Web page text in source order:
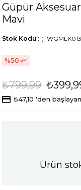
Güpür
Mavi
Stok Kodu
50
₺799,99
₺47,10 'den
Ürün